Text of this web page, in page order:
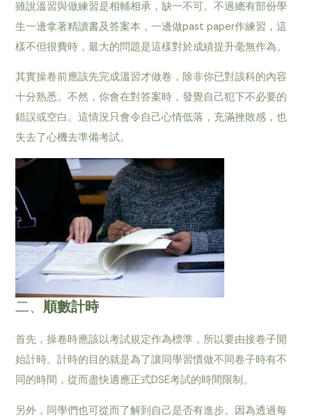
雖說溫習與做練習是相輔相承，缺一不可。不過總有部份學
生一邊拿著精讀書及答案本，一邊做past paper作練習，這
樣不但很費時，最大的問題是這樣對於成績提升毫無作為。
其實操卷前應該先完成溫習才做卷，除非你已對該科的內容
十分熟悉。不然，你會在對答案時，發覺自己犯下不必要的
錯誤或空白。這情況只會令自己心情低落，充滿挫敗感，也
失去了心機去準備考試。
二、 順數計時
首先，操卷時應該以考試規定作為標準，所以要由接卷子開
始計時。計時的目的就是為了讓同學習慣做不同卷子時有不
同的時間，從而盡快適應正式DSE考試的時間限制。
另外，同學們也可從而了解到自己是否有進步。因為透過每